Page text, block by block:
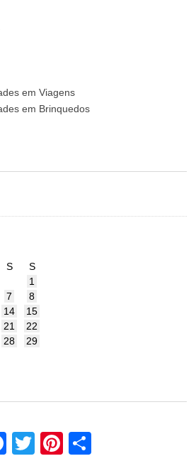
em Viagens
em Brinquedos
S
S
1
7
8
14
15
21
22
28
29
Facebook Twitter Pinterest